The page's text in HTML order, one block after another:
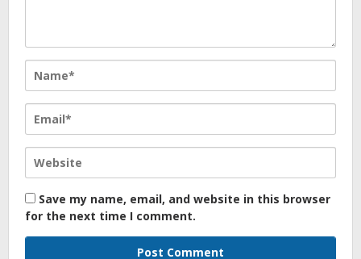
Save my name, email, and website in this browser
for the next time I comment.